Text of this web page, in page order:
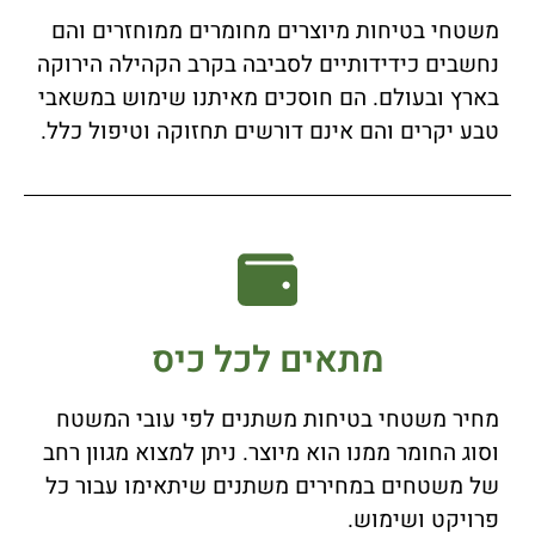
משטחי בטיחות מיוצרים מחומרים ממוחזרים והם
נחשבים כידידותיים לסביבה בקרב הקהילה הירוקה
בארץ ובעולם. הם חוסכים מאיתנו שימוש במשאבי
טבע יקרים והם אינם דורשים תחזוקה וטיפול כלל.
מתאים לכל כיס
מחיר משטחי בטיחות משתנים לפי עובי המשטח
וסוג החומר ממנו הוא מיוצר. ניתן למצוא מגוון רחב
של משטחים במחירים משתנים שיתאימו עבור כל
פרויקט ושימוש.